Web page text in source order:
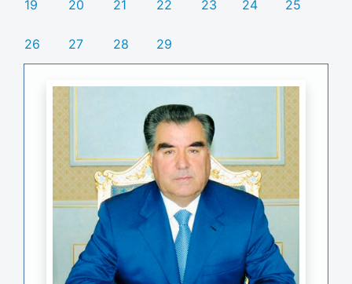
19 20 21 22 23 24 25
26 27 28 29